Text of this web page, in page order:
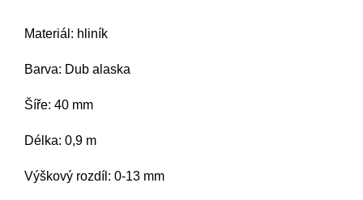
Materiál: hliník
Barva: Dub alaska
Šíře: 40 mm
Délka: 0,9 m
Výškový rozdíl: 0-13 mm